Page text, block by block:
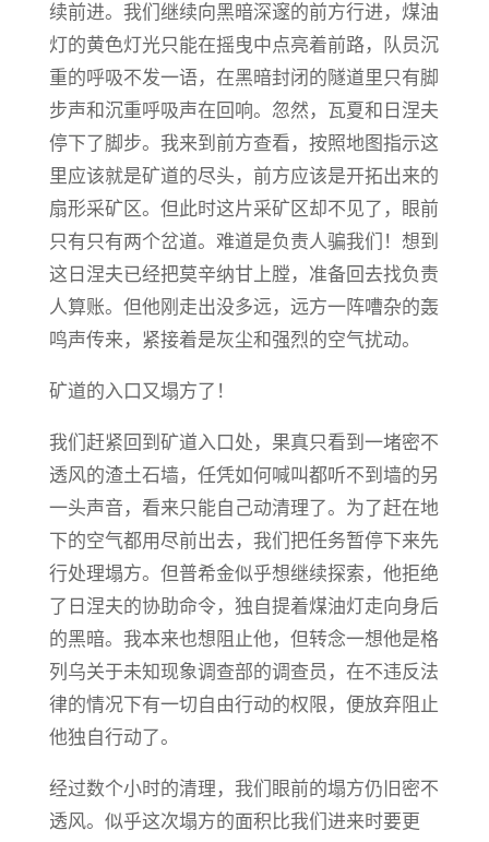
续前进。我们继续向黑暗深邃的前方行进，煤油
灯的黄色灯光只能在摇曳中点亮着前路，队员沉
重的呼吸不发一语，在黑暗封闭的隧道里只有脚
步声和沉重呼吸声在回响。忽然，瓦夏和日涅夫
停下了脚步。我来到前方查看，按照地图指示这
里应该就是矿道的尽头，前方应该是开拓出来的
扇形采矿区。但此时这片采矿区却不见了，眼前
只有只有两个岔道。难道是负责人骗我们！想到
这日涅夫已经把莫辛纳甘上膛，准备回去找负责
人算账。但他刚走出没多远，远方一阵嘈杂的轰
鸣声传来，紧接着是灰尘和强烈的空气扰动。
矿道的入口又塌方了！
我们赶紧回到矿道入口处，果真只看到一堵密不
透风的渣土石墙，任凭如何喊叫都听不到墙的另
一头声音，看来只能自己动清理了。为了赶在地
下的空气都用尽前出去，我们把任务暂停下来先
行处理塌方。但普希金似乎想继续探索，他拒绝
了日涅夫的协助命令，独自提着煤油灯走向身后
的黑暗。我本来也想阻止他，但转念一想他是格
列乌关于未知现象调查部的调查员，在不违反法
律的情况下有一切自由行动的权限，便放弃阻止
他独自行动了。
经过数个小时的清理，我们眼前的塌方仍旧密不
透风。似乎这次塌方的面积比我们进来时要更